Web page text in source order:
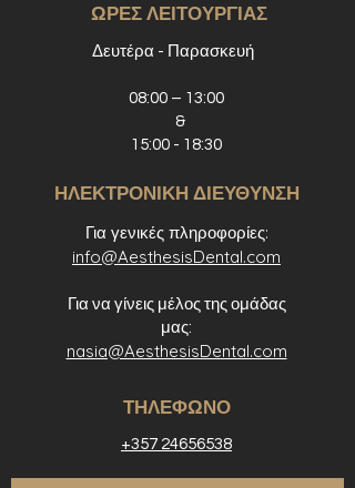
ΩΡΕΣ ΛΕΙΤΟΥΡΓΙΑΣ
Δευτέρα - Παρασκευή
08:00 – 13:00
&
15:00 - 18:30
ΗΛΕΚΤΡΟΝΙΚΗ ΔΙΕΥΘΥΝΣΗ
Για γενικές πληροφορίες:
info@AesthesisDental.com
Για να γίνεις μέλος της ομάδας
μας:
nasia@AesthesisDental.com
ΤΗΛΕΦΩΝΟ
+357 24656538